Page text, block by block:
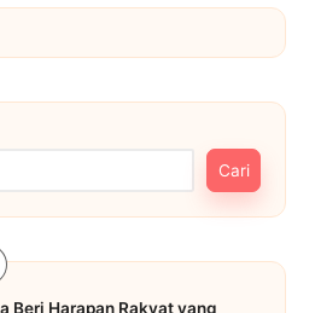
Cari
Beri Harapan Rakyat yang